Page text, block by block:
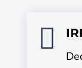
